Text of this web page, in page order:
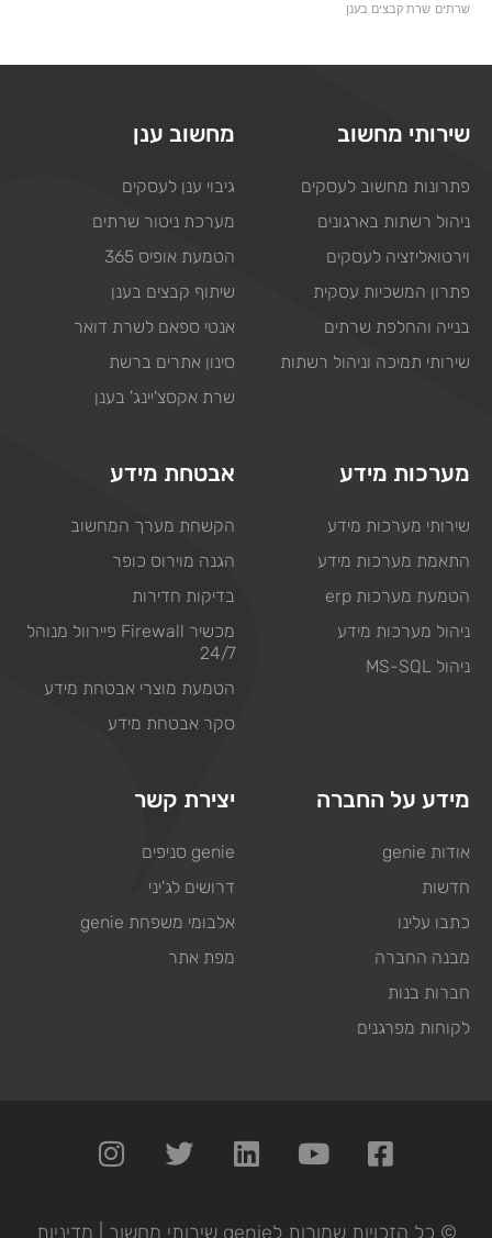
שרתים שרת קבצים בענן
שירותי מחשוב
פתרונות מחשוב לעסקים
ניהול רשתות בארגונים
וירטואליזציה לעסקים
פתרון המשכיות עסקית
בנייה והחלפת שרתים
שירותי תמיכה וניהול רשתות
מחשוב ענן
גיבוי ענן לעסקים
מערכת ניטור שרתים
הטמעת אופיס 365
שיתוף קבצים בענן
אנטי ספאם לשרת דואר
סינון אתרים ברשת
שרת אקסצ'יינג' בענן
מערכות מידע
שירותי מערכות מידע
התאמת מערכות מידע
הטמעת מערכות erp
ניהול מערכות מידע
ניהול MS-SQL
אבטחת מידע
הקשחת מערך המחשוב
הגנה מוירוס כופר
בדיקות חדירות
מכשיר Firewall פיירוול מנוהל
24/7
הטמעת מוצרי אבטחת מידע
סקר אבטחת מידע
מידע על החברה
אודות genie
חדשות
כתבו עלינו
מבנה החברה
חברות בנות
לקוחות מפרגנים
יצירת קשר
genie סניפים
דרושים לג'יני
אלבומי משפחת genie
מפת אתר
© כל הזכויות שמורות לgenie שירותי מחשוב | מדיניות